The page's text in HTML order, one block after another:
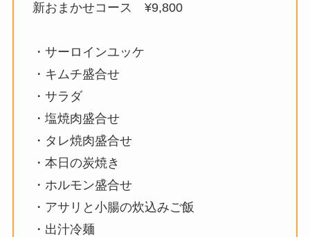
新おまかせコース ¥9,800
・サーロインユッケ
・キムチ盛合せ
・サラダ
・塩焼肉盛合せ
・タレ焼肉盛合せ
・本日の炭焼き
・ホルモン盛合せ
・アサリと小腸の炊込みご飯
・出汁冷麺